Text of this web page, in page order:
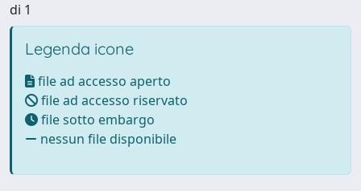
di 1
Legenda icone
file ad accesso aperto
file ad accesso riservato
file sotto embargo
nessun file disponibile